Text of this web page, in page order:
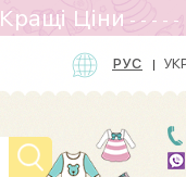
Кращi Цiни - - - - -
РУС